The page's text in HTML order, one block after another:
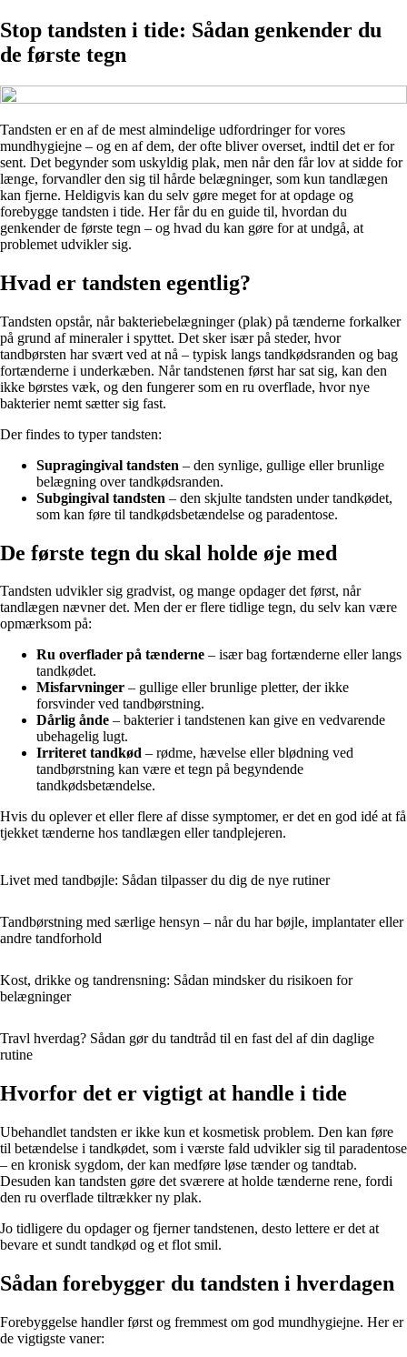
Stop tandsten i tide: Sådan genkender du
de første tegn
Tandsten er en af de mest almindelige udfordringer for vores
mundhygiejne – og en af dem, der ofte bliver overset, indtil det er for
sent. Det begynder som uskyldig plak, men når den får lov at sidde for
længe, forvandler den sig til hårde belægninger, som kun tandlægen
kan fjerne. Heldigvis kan du selv gøre meget for at opdage og
forebygge tandsten i tide. Her får du en guide til, hvordan du
genkender de første tegn – og hvad du kan gøre for at undgå, at
problemet udvikler sig.
Hvad er tandsten egentlig?
Tandsten opstår, når bakteriebelægninger (plak) på tænderne forkalker
på grund af mineraler i spyttet. Det sker især på steder, hvor
tandbørsten har svært ved at nå – typisk langs tandkødsranden og bag
fortænderne i underkæben. Når tandstenen først har sat sig, kan den
ikke børstes væk, og den fungerer som en ru overflade, hvor nye
bakterier nemt sætter sig fast.
Der findes to typer tandsten:
Supragingival tandsten – den synlige, gullige eller brunlige
belægning over tandkødsranden.
Subgingival tandsten – den skjulte tandsten under tandkødet,
som kan føre til tandkødsbetændelse og paradentose.
De første tegn du skal holde øje med
Tandsten udvikler sig gradvist, og mange opdager det først, når
tandlægen nævner det. Men der er flere tidlige tegn, du selv kan være
opmærksom på:
Ru overflader på tænderne – især bag fortænderne eller langs
tandkødet.
Misfarvninger – gullige eller brunlige pletter, der ikke
forsvinder ved tandbørstning.
Dårlig ånde – bakterier i tandstenen kan give en vedvarende
ubehagelig lugt.
Irriteret tandkød – rødme, hævelse eller blødning ved
tandbørstning kan være et tegn på begyndende
tandkødsbetændelse.
Hvis du oplever et eller flere af disse symptomer, er det en god idé at få
tjekket tænderne hos tandlægen eller tandplejeren.
Livet med tandbøjle: Sådan tilpasser du dig de nye rutiner
Tandbørstning med særlige hensyn – når du har bøjle, implantater eller
andre tandforhold
Kost, drikke og tandrensning: Sådan mindsker du risikoen for
belægninger
Travl hverdag? Sådan gør du tandtråd til en fast del af din daglige
rutine
Hvorfor det er vigtigt at handle i tide
Ubehandlet tandsten er ikke kun et kosmetisk problem. Den kan føre
til betændelse i tandkødet, som i værste fald udvikler sig til paradentose
– en kronisk sygdom, der kan medføre løse tænder og tandtab.
Desuden kan tandsten gøre det sværere at holde tænderne rene, fordi
den ru overflade tiltrækker ny plak.
Jo tidligere du opdager og fjerner tandstenen, desto lettere er det at
bevare et sundt tandkød og et flot smil.
Sådan forebygger du tandsten i hverdagen
Forebyggelse handler først og fremmest om god mundhygiejne. Her er
de vigtigste vaner: